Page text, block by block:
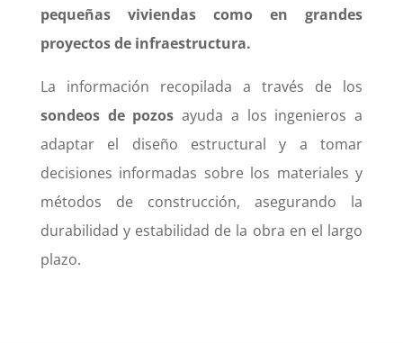
pequeñas viviendas como en grandes
proyectos de infraestructura.
La información recopilada a través de los
sondeos de pozos ayuda a los ingenieros a
adaptar el diseño estructural y a tomar
decisiones informadas sobre los materiales y
métodos de construcción, asegurando la
durabilidad y estabilidad de la obra en el largo
plazo.